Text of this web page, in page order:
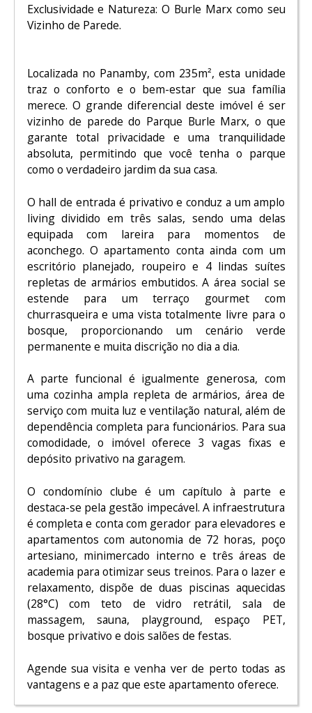
Exclusividade e Natureza: O Burle Marx como seu
Vizinho de Parede.
Localizada no Panamby, com 235m², esta unidade
traz o conforto e o bem-estar que sua família
merece. O grande diferencial deste imóvel é ser
vizinho de parede do Parque Burle Marx, o que
garante total privacidade e uma tranquilidade
absoluta, permitindo que você tenha o parque
como o verdadeiro jardim da sua casa.
O hall de entrada é privativo e conduz a um amplo
living dividido em três salas, sendo uma delas
equipada com lareira para momentos de
aconchego. O apartamento conta ainda com um
escritório planejado, roupeiro e 4 lindas suítes
repletas de armários embutidos. A área social se
estende para um terraço gourmet com
churrasqueira e uma vista totalmente livre para o
bosque, proporcionando um cenário verde
permanente e muita discrição no dia a dia.
A parte funcional é igualmente generosa, com
uma cozinha ampla repleta de armários, área de
serviço com muita luz e ventilação natural, além de
dependência completa para funcionários. Para sua
comodidade, o imóvel oferece 3 vagas fixas e
depósito privativo na garagem.
O condomínio clube é um capítulo à parte e
destaca-se pela gestão impecável. A infraestrutura
é completa e conta com gerador para elevadores e
apartamentos com autonomia de 72 horas, poço
artesiano, minimercado interno e três áreas de
academia para otimizar seus treinos. Para o lazer e
relaxamento, dispõe de duas piscinas aquecidas
(28°C) com teto de vidro retrátil, sala de
massagem, sauna, playground, espaço PET,
bosque privativo e dois salões de festas.
Agende sua visita e venha ver de perto todas as
vantagens e a paz que este apartamento oferece.